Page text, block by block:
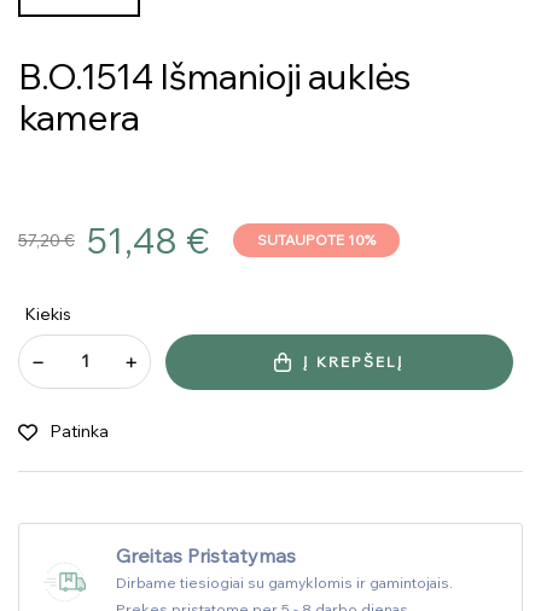
B.O.1514 Išmanioji auklės
kamera
57,20 € 51,48 € SUTAUPOTE 10%
Kiekis
Į KREPŠELĮ
Patinka
Greitas Pristatymas
Dirbame tiesiogiai su gamyklomis ir gamintojais.